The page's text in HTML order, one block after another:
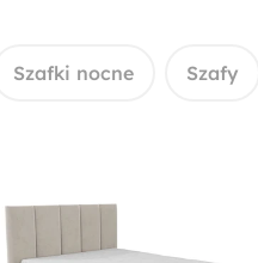
Szafki nocne Szafy